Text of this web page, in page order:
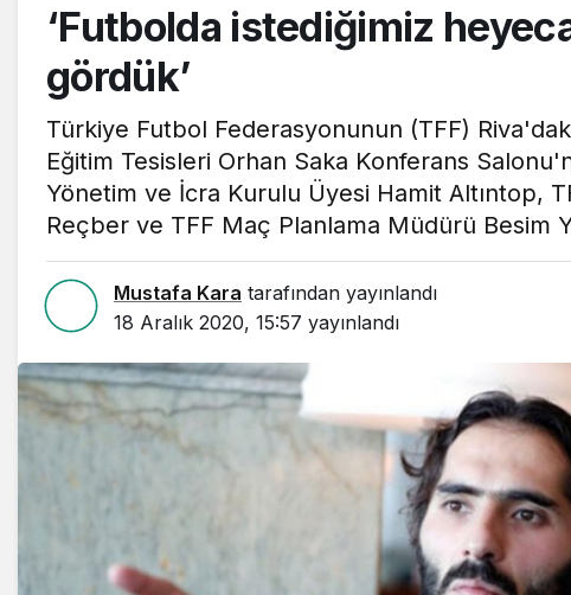
‘Futbolda istediğimiz
gördük’
Türkiye Futbol Federasyonunun (TFF)
Eğitim Tesisleri Orhan Saka Konferans
Yönetim ve İcra Kurulu Üyesi Hamit Altıntop,
Reçber ve TFF Maç Planlama Müdürü Besim
Mustafa Kara tarafından yayınlandı
18 Aralık 2020, 15:57 yayınlandı